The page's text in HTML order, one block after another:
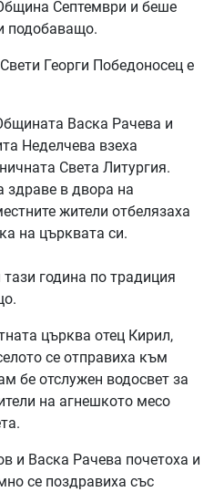
Септември и беше
подобаващо.
Георги Победоносец е
Васка Рачева и
Неделчева взеха
Света Литургия.
здраве в двора на
жители отбелязаха
на църквата си.
година по традиция
църква отец Кирил,
се отправиха към
бе отслужен водосвет за
на агнешкото месо
и Васка Рачева почетоха и
се поздравиха със